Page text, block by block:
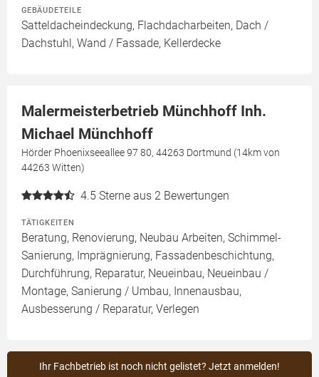
GEBÄUDETEILE
Satteldacheindeckung, Flachdacharbeiten, Dach /
Dachstuhl, Wand / Fassade, Kellerdecke
Malermeisterbetrieb Münchhoff Inh.
Michael Münchhoff
Hörder Phoenixseeallee 97 80, 44263 Dortmund (14km von
44263 Witten)
4.5 Sterne aus 2 Bewertungen
TÄTIGKEITEN
Beratung, Renovierung, Neubau Arbeiten, Schimmel-
Sanierung, Imprägnierung, Fassadenbeschichtung,
Durchführung, Reparatur, Neueinbau, Neueinbau /
Montage, Sanierung / Umbau, Innenausbau,
Ausbesserung / Reparatur, Verlegen
Ihr Fachbetrieb ist noch nicht gelistet? Jetzt anmelden!